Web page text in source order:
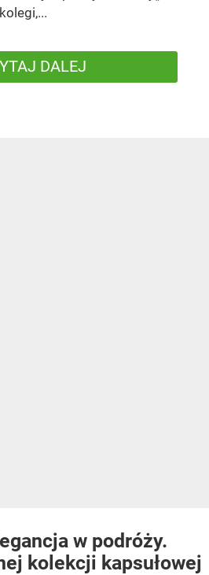
DALEJ
w podróży.
kolekcji kapsułowej